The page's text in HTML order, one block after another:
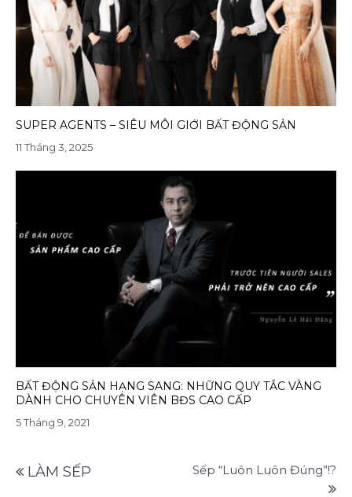
SUPER AGENTS – SIÊU MÔI GIỚI BẤT ĐỘNG SẢN
11 Tháng 3, 2025
BẤT ĐỘNG SẢN HẠNG SANG: NHỮNG QUY TẮC VÀNG
DÀNH CHO CHUYÊN VIÊN BĐS CAO CẤP
5 Tháng 9, 2021
Điều
hướng
LÀM SẾP Sếp “Luôn Luôn Đúng”!?